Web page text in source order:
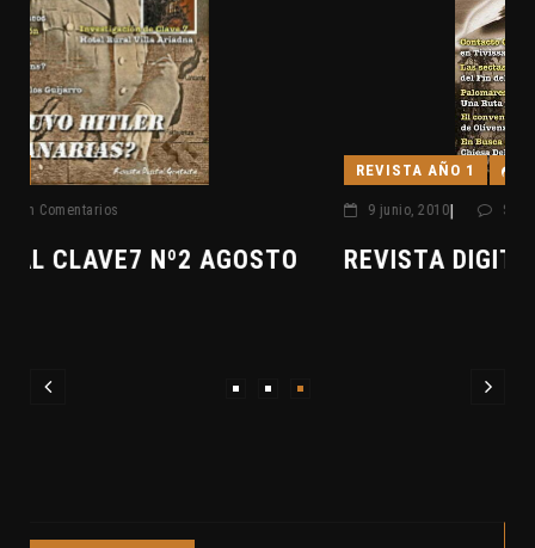
REVISTA AÑO 1
9 junio, 2010
REVISTA DIGITAL CLAVE7 Nº1